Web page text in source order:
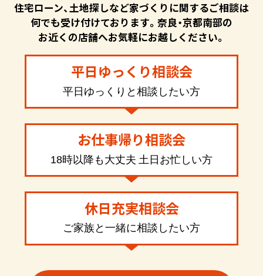
住宅ローン、土地探しなど家づくりに関するご相談は
何でも受け付けております。奈良・京都南部の
お近くの店舗へお気軽にお越しください。
平日ゆっくり相談会
平日ゆっくりと相談したい方
お仕事帰り相談会
18時以降も大丈夫 土日お忙しい方
休日充実相談会
ご家族と一緒に相談したい方